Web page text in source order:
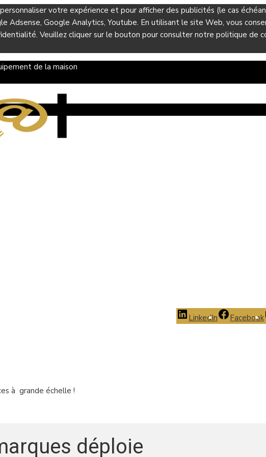
votre expérience et pour afficher des publicités (le cas
Adsense, Google Analytics, Youtube. En utilisant le site Web, vous
Veuillez cliquer sur le bouton pour consulter notre politique de
de la maison
LinkedIn Facebook
à grande échelle !
déploie